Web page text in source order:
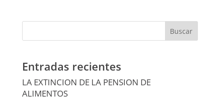
Entradas recientes
LA EXTINCION DE LA PENSION DE
ALIMENTOS